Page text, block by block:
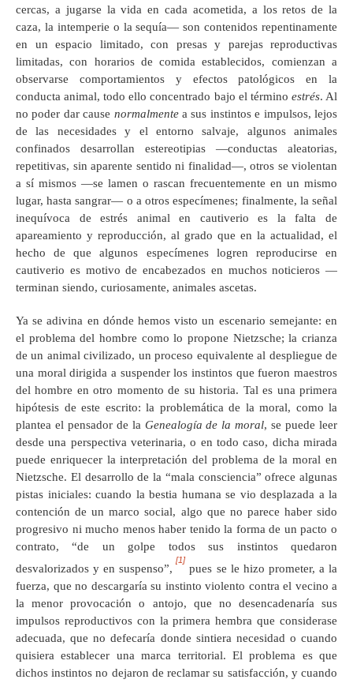
cercas, a jugarse la vida en cada acometida, a los retos de la
caza, la intemperie o la sequía— son contenidos repentinamente
en un espacio limitado, con presas y parejas reproductivas
limitadas, con horarios de comida establecidos, comienzan a
observarse comportamientos y efectos patológicos en la
conducta animal, todo ello concentrado bajo el término estrés. Al
no poder dar cause normalmentea sus instintos e impulsos, lejos
de las necesidades y el entorno salvaje, algunos animales
confinados desarrollan estereotipias —conductas aleatorias,
repetitivas, sin aparente sentido ni finalidad—, otros se violentan
a sí mismos —se lamen o rascan frecuentemente en un mismo
lugar, hasta sangrar— o a otros especímenes; finalmente, la señal
inequívoca de estrés animal en cautiverio es la falta de
apareamiento y reproducción, al grado que en la actualidad, el
hecho de que algunos especímenes logren reproducirse en
cautiverio es motivo de encabezados en muchos noticieros —
terminan siendo, curiosamente, animales ascetas.
Ya se adivina en dónde hemos visto un escenario semejante: en
el problema del hombre como lo propone Nietzsche; la crianza
de un animal civilizado, un proceso equivalente al despliegue de
una moral dirigida a suspender los instintos que fueron maestros
del hombre en otro momento de su historia. Tal es una primera
hipótesis de este escrito: la problemática de la moral, como la
plantea el pensador de la Genealogía de la moral, se puede leer
desde una perspectiva veterinaria, o en todo caso, dicha mirada
puede enriquecer la interpretación del problema de la moral en
Nietzsche. El desarrollo de la “mala consciencia” ofrece algunas
pistas iniciales: cuando la bestia humana se vio desplazada a la
contención de un marco social, algo que no parece haber sido
progresivo ni mucho menos haber tenido la forma de un pacto o
contrato, “de un golpe todos sus instintos quedaron
desvalorizados y en suspenso”,
[1]
pues se le hizo prometer, a la
fuerza, que no descargaría su instinto violento contra el vecino a
la menor provocación o antojo, que no desencadenaría sus
impulsos reproductivos con la primera hembra que considerase
adecuada, que no defecaría donde sintiera necesidad o cuando
quisiera establecer una marca territorial. El problema es que
dichos instintos no dejaron de reclamar su satisfacción, y cuando